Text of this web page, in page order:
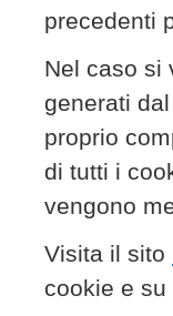
precedenti
Nel caso si
generati
proprio
di tutti i
vengono
Visita il sito
cookie e